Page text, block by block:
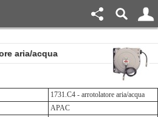
aria/acqua
1731.C4 - arrotolatore aria/acqua
APAC